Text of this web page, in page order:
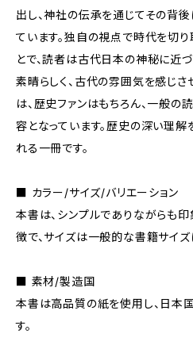
出し、神社の伝承を通じてその背
ています。独自の視点で時代を切
とで、読者は古代日本の神秘に近づ
素晴らしく、古代の雰囲気を感じ
は、歴史ファンはもちろん、一般
容となっています。歴史の深い理解
れる一冊です。
■ カラー/サイズ/バリエーション
本書は、シンプルでありながらも
徴で、サイズは一般的な書籍サイズ
■ 素材/製造国
本書は高品質の紙を使用し、日本
す。